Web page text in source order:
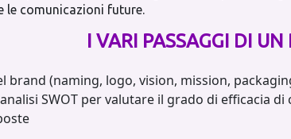
le comunicazioni future.
I VARI PASSAGGI DI
brand (naming, logo, vision, mission,
SWOT per valutare il grado di efficacia di